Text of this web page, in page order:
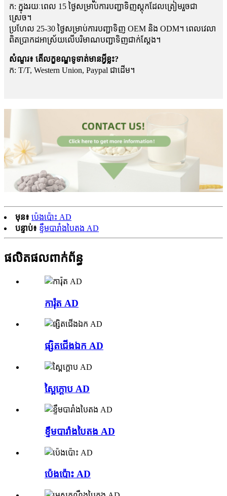
ក: ក្នុងរយៈពេល 15 ថ្ងៃសម្រាប់ការបញ្ជាទិញស្តុកដែលត្រៀមរួចជា
ស្រេច។
ប្រហែល 25-30 ថ្ងៃសម្រាប់ការបញ្ជាទិញ OEM និង ODM។ ពេលវេលា
ពិតប្រាកដអាស្រ័យលើបរិមាណបញ្ជាទិញជាក់ស្តែង។
សំណួរ៖ តើលក្ខខណ្ឌទូទាត់មានអ្វីខ្លះ?
ក: T/T, Western Union, Paypal ជាដើម។
មុន៖ ប៉េងប៉ោះ AD
បន្ទាប់៖ ខ្ទឹមបារាំងបៃតង AD
ផលិតផលពាក់ព័ន្ធ
ការ៉ុត AD
ផ្សិតជើងឯក AD
ស្ពៃក្តោប AD
ខ្ទឹមបារាំងបៃតង AD
ប៉េងប៉ោះ AD